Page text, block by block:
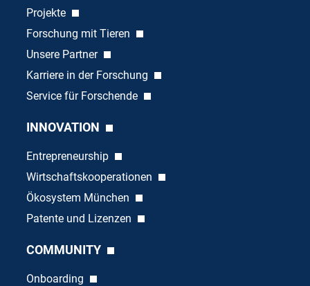
Projekte
Forschung mit Tieren
Unsere Partner
Karriere in der Forschung
Service für Forschende
INNOVATION
Entrepreneurship
Wirtschaftskooperationen
Ökosystem München
Patente und Lizenzen
COMMUNITY
Onboarding